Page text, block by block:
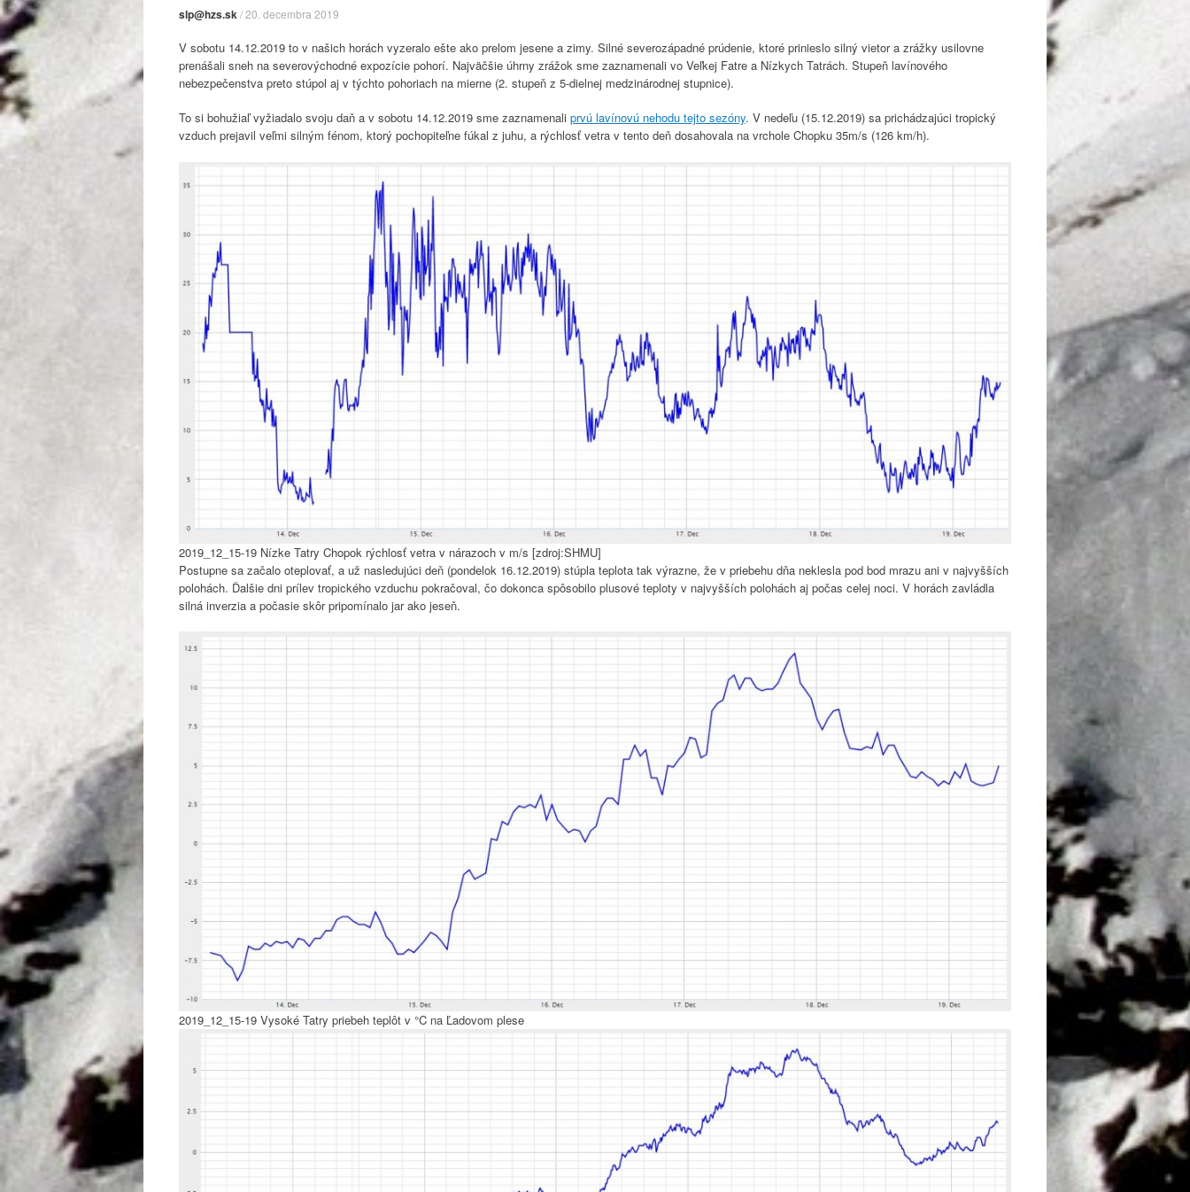
slp@hzs.sk/20. decembra 2019
V sobotu 14.12.2019 to v našich horách vyzeralo ešte ako prelom jesene a zimy. Silné severozápadné prúdenie, ktoré prinieslo silný vietor a zrážky usilovne
prenášali sneh na severovýchodné expozície pohorí. Najväčšie úhrny zrážok sme zaznamenali vo Veľkej Fatre a Nízkych Tatrách. Stupeň lavínového
nebezpečenstva preto stúpol aj v týchto pohoriach na mierne (2. stupeň z 5-dielnej medzinárodnej stupnice).
To si bohužiaľ vyžiadalo svoju daň a v sobotu 14.12.2019 sme zaznamenali prvú lavínovú nehodu tejto sezóny. V nedeľu (15.12.2019) sa prichádzajúci tropický
vzduch prejavil veľmi silným fénom, ktorý pochopiteľne fúkal z juhu, a rýchlosť vetra v tento deň dosahovala na vrchole Chopku 35m/s (126 km/h).
2019_12_15-19 Nízke Tatry Chopok rýchlosť vetra v nárazoch v m/s [zdroj:SHMU]
Postupne sa začalo oteplovať, a už nasledujúci deň (pondelok 16.12.2019) stúpla teplota tak výrazne, že v priebehu dňa neklesla pod bod mrazu ani v najvyšších
polohách. Ďalšie dni prílev tropického vzduchu pokračoval, čo dokonca spôsobilo plusové teploty v najvyšších polohách aj počas celej noci. V horách zavládla
silná inverzia a počasie skôr pripomínalo jar ako jeseň.
2019_12_15-19 Vysoké Tatry priebeh teplôt v °C na Ľadovom plese